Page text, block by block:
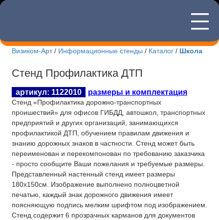
—
—
—
Новости Визиком-арт
Каталог стендов
Корпоративные стенды
Уличные стенды
Патриотические стенды
Стенды учебных заведений
Интернет-магазин
Изготовление табличек
Визиком-Арт/ Информационные стенды / Каталог / Школа
Стенд Профилактика ДТП
артикул: 1122010 размеры и комплектация
Стенд «Профилактика дорожно-транспортных
проишествий» для офисов ГИБДД, автошкол, транспортных
предприятий и других организаций, занимающихся
профилактикой ДТП, обучением правилам движения и
знанию дорожных знаков в частности. Стенд может быть
переименован и перекомпонован по требованию заказчика
- просто сообщите Ваши пожелания и требуемые размеры.
Представленный настенный стенд имеет размеры
180х150см. Изображение выполнено полноцветной
печатью, каждый знак дорожного движения имеет
поясняющую подпись мелким шрифтом под изображением.
Стенд содержит 6 прозрачных карманов для документов